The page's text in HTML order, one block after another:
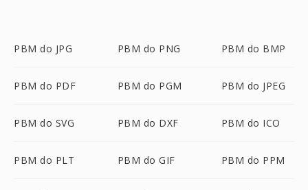
PBM do JPG PBM do PNG PBM do BMP
PBM do PDF PBM do PGM PBM do JPEG
PBM do SVG PBM do DXF PBM do ICO
PBM do PLT PBM do GIF PBM do PPM